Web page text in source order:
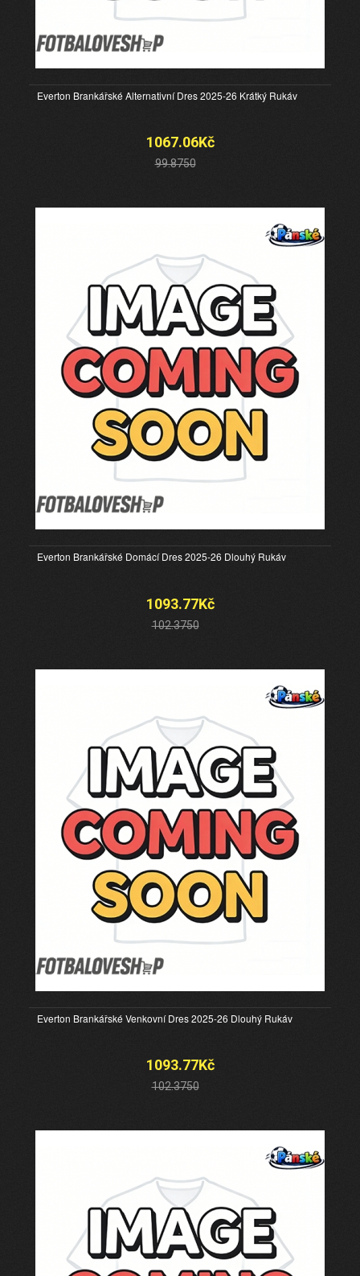
Everton Brankářské Alternativní Dres 2025-26 Krátký Rukáv
1067.06Kč
99.8750
Everton Brankářské Domácí Dres 2025-26 Dlouhý Rukáv
1093.77Kč
102.3750
Everton Brankářské Venkovní Dres 2025-26 Dlouhý Rukáv
1093.77Kč
102.3750